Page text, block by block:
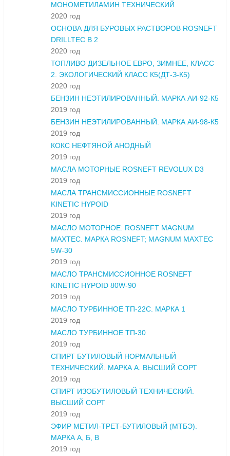
МОНОМЕТИЛАМИН ТЕХНИЧЕСКИЙ
2020 год
ОСНОВА ДЛЯ БУРОВЫХ РАСТВОРОВ ROSNEFT
DRILLTEC B 2
2020 год
ТОПЛИВО ДИЗЕЛЬНОЕ ЕВРО, ЗИМНЕЕ, КЛАСС
2. ЭКОЛОГИЧЕСКИЙ КЛАСС К5(ДТ-З-К5)
2020 год
БЕНЗИН НЕЭТИЛИРОВАННЫЙ. МАРКА АИ-92-К5
2019 год
БЕНЗИН НЕЭТИЛИРОВАННЫЙ. МАРКА АИ-98-К5
2019 год
КОКС НЕФТЯНОЙ АНОДНЫЙ
2019 год
МАСЛА МОТОРНЫЕ ROSNEFT REVOLUX D3
2019 год
МАСЛА ТРАНСМИССИОННЫЕ ROSNEFT
KINETIC HYPOID
2019 год
МАСЛО МОТОРНОЕ: ROSNEFT MAGNUM
MAXTEC. МАРКА ROSNEFT; MAGNUM MAXTEC
5W-30
2019 год
МАСЛО ТРАНСМИССИОННОЕ ROSNEFT
KINETIC HYPOID 80W-90
2019 год
МАСЛО ТУРБИННОЕ ТП-22С. МАРКА 1
2019 год
МАСЛО ТУРБИННОЕ ТП-30
2019 год
СПИРТ БУТИЛОВЫЙ НОРМАЛЬНЫЙ
ТЕХНИЧЕСКИЙ. МАРКА А. ВЫСШИЙ СОРТ
2019 год
СПИРТ ИЗОБУТИЛОВЫЙ ТЕХНИЧЕСКИЙ.
ВЫСШИЙ СОРТ
2019 год
ЭФИР МЕТИЛ-ТРЕТ-БУТИЛОВЫЙ (МТБЭ).
МАРКА А, Б, В
2019 год